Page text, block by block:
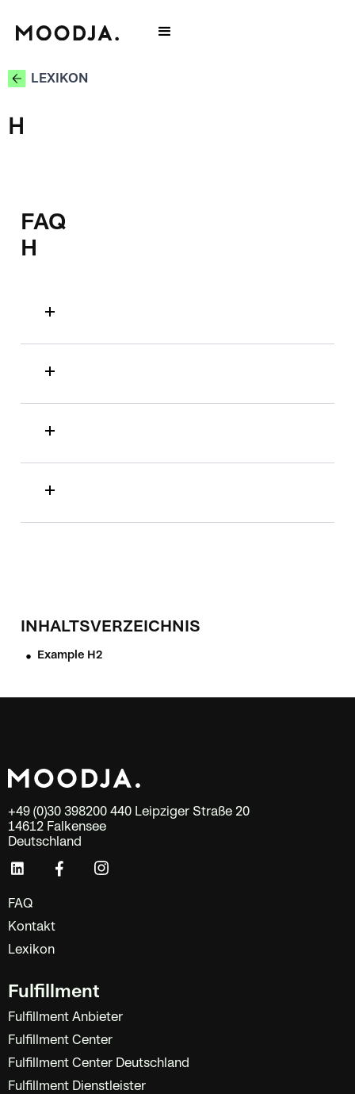
LEXIKON
H
FAQ
H
INHALTSVERZEICHNIS
• Example H2
+49 (0)30 398200 440 Leipziger Straße 20
14612 Falkensee
Deutschland
FAQ
Kontakt
Lexikon
Fulfillment
Fulfillment Anbieter
Fulfillment Center
Fulfillment Center Deutschland
Fulfillment Dienstleister